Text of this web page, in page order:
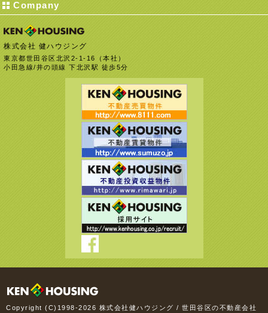
Company
株式会社 健ハウジング
東京都世田谷区北沢2-1-16（本社）
小田急線/井の頭線 下北沢駅 徒歩5分
Copyright (C)1998-2026 株式会社健ハウジング / 世田谷区の不動産会社